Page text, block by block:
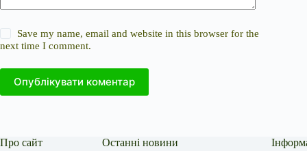
Save my name, email and website in this browser for the
next time I comment.
Опублікувати коментар
Про сайт Останні новини